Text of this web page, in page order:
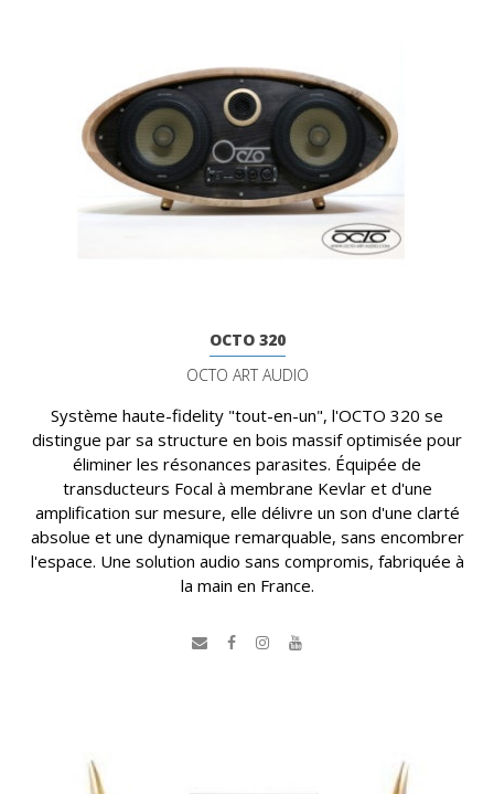
OCTO 320
OCTO ART AUDIO
Système haute-fidelity "tout-en-un", l'OCTO 320 se
distingue par sa structure en bois massif optimisée pour
éliminer les résonances parasites. Équipée de
transducteurs Focal à membrane Kevlar et d'une
amplification sur mesure, elle délivre un son d'une clarté
absolue et une dynamique remarquable, sans encombrer
l'espace. Une solution audio sans compromis, fabriquée à
la main en France.